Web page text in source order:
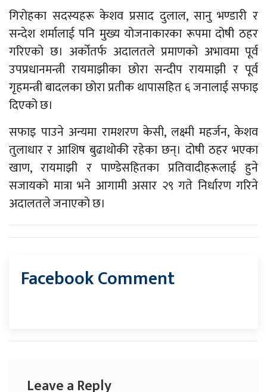
गिरोहका सदस्यहरू केशव प्रसाद दुलाल, सानु भण्डारी र
सन्देश शर्मालाई पनि मुख्य योजनाकारका रूपमा दोषी ठहर
गरिएको छ। अर्कोतर्फ अदालतले प्रमाणको अभावमा पूर्व
उपप्रधानमन्त्री रायमाझीका छोरा सन्दीप रायमाझी र पूर्व
गृहमन्त्री बादलका छोरा प्रतीक थापासहित ६ जनालाई सफाइ
दिएको छ।
सफाइ पाउने अन्यमा रामशरण केसी, लक्ष्मी महर्जन, केशव
तुलाधार र आशिष बुढाथोकी रहेका छन्। दोषी ठहर भएका
खाण, रायमाझी र पाण्डेसहितका प्रतिवादीहरूलाई हुने
सजायको मात्रा भने आगामी असार २९ गते निर्धारण गरिने
अदालतले जनाएको छ।
Facebook Comment
Leave a Reply